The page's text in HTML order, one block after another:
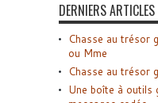
DERNIERS ARTICLES
Chasse au trésor
ou Mme
Chasse au trésor
Une boîte à outils